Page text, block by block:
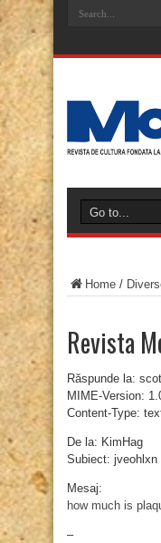
Home /
Revista
Răspunde la:
MIME-Version:
Content-Type:
De la: KimHag
Subiect: jveohlxn
Mesaj:
how much is
–